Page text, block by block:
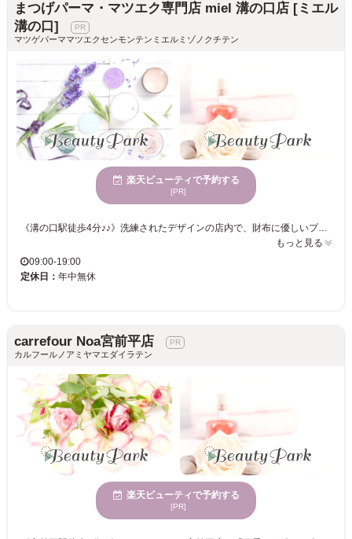
まつげパーマ・マツエク専門店 miel 溝の口店 [ミエル
溝の口]
マツゲパーママツエクセンモンテンミエルミゾノクチテン
楽天ビューティで予約する
[PR]
《溝の口駅徒歩4分♪♪》洗練されたデザインの店内で、財布に優しいプチプラで輝くまつげを手に入れましょう！都会的な雰囲気が魅力で、幅広い世代に愛されるサロン。スタイリッシュな環境で、さまざまな年齢層のお客様が気軽に訪れることができます☆心地よい空間で新しい自分を見つけるチャンス！ miel 溝の口店では、現代的で活気ある雰囲気が漂うサロンで、日々の疲れを癒すことができます。お財布に優しい価格設定なので、気軽に新しい自分を試しながら、定期的なお手入れも実現可能です。当サロンは、さまざまな年齢層の方にご利用いただいており、都会的センスを持つ空間で、最新のトレンドを取り入れた施術を体験いただけます。まつげパーマ・マツエクの技術が自慢のmiel 溝の口店で、自分らしい美しさを演出してみませんか。どんな方でも心地よく過ごせるサービスを心掛けておりますので、ぜひお試しください。
もっと見る
09:00-19:00
定休日： 年中無休
carrefour Noa宮前平店
カルフールノアミヤマエダイラテン
楽天ビューティで予約する
[PR]